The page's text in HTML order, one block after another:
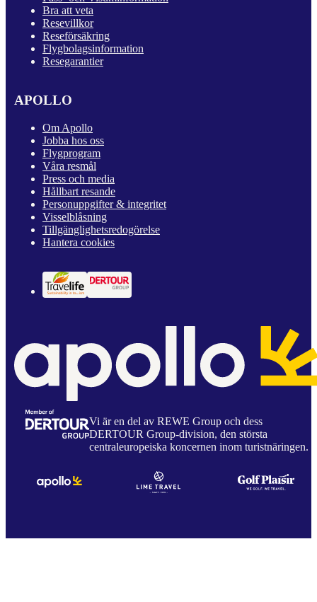
Bra att veta
Resevillkor
Reseförsäkring
Flygbolagsinformation
Resegarantier
APOLLO
Om Apollo
Jobba hos oss
Flygprogram
Våra resmål
Press och media
Hållbart resande
Personuppgifter & integritet
Visselblåsning
Tillgänglighetsredogörelse
Hantera cookies
Vi är en del av REWE Group och dess
DERTOUR Group-division, den största
centraleuropeiska koncernen inom turistnäringen.